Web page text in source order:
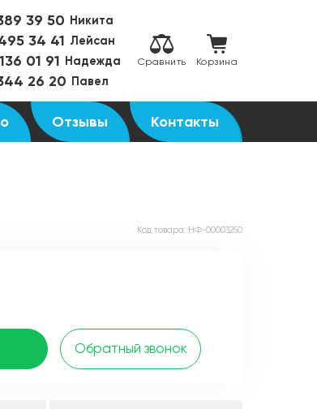
39 50 Никита
34 41 Лейсан
01 91 Надежда
26 20 Павел
Сравнить Корзина
Отзывы Контакты
Код товара: НФ-00003250
Обратный звонок